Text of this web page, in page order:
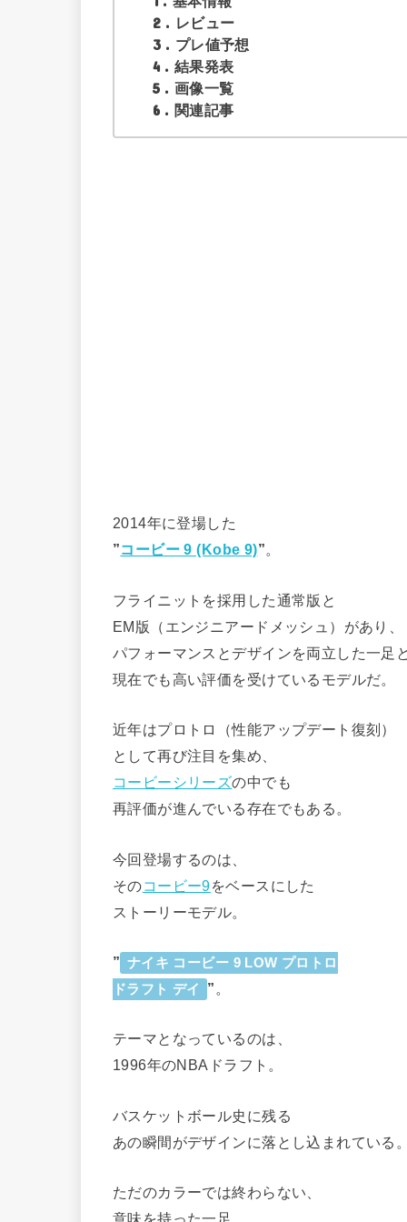
2 レビュー
3 プレ値予想
4 結果発表
5 画像一覧
6 関連記事
2014年に登場した
”コービー 9 (Kobe 9)”。
フライニットを採用した通常版と
EM版（エンジニアードメッシュ）があり、
パフォーマンスとデザインを両立した一足
現在でも高い評価を受けているモデルだ。
近年はプロトロ（性能アップデート復刻）
として再び注目を集め、
コービーシリーズの中でも
再評価が進んでいる存在でもある。
今回登場するのは、
そのコービー9をベースにした
ストーリーモデル。
” ナイキ コービー 9 LOW プロトロ
ドラフト デイ
” 。
テーマとなっているのは、
1996年のNBAドラフト。
バスケットボール史に残る
あの瞬間がデザインに落とし込まれている
ただのカラーでは終わらない、
意味を持った一足。